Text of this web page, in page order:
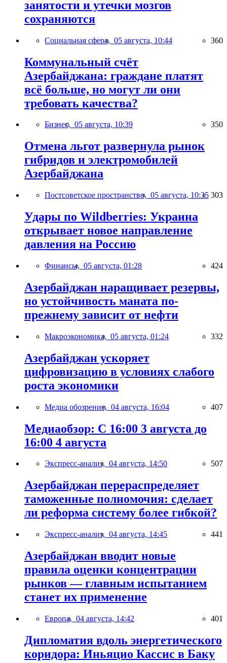
занятости и утечки мозгов
сохраняются
Социальная сфера, 05 августа, 10:44 360
Коммунальный счёт
Азербайджана: граждане платят
всё больше, но могут ли они
требовать качества?
Бизнес, 05 августа, 10:39 350
Отмена льгот развернула рынок
гибридов и электромобилей
Азербайджана
Постсоветское пространство, 05 августа, 10:35 303
Удары по Wildberries: Украина
открывает новое направление
давления на Россию
Финансы, 05 августа, 01:28 424
Азербайджан наращивает резервы,
но устойчивость маната по-
прежнему зависит от нефти
Макроэкономика, 05 августа, 01:24 332
Азербайджан ускоряет
цифровизацию в условиях слабого
роста экономики
Медиа обозрение, 04 августа, 16:04 407
Медиаобзор: С 16:00 3 августа до
16:00 4 августа
Экспресс-анализ, 04 августа, 14:50 507
Азербайджан перераспределяет
таможенные полномочия: сделает
ли реформа систему более гибкой?
Экспресс-анализ, 04 августа, 14:45 441
Азербайджан вводит новые
правила оценки концентрации
рынков — главным испытанием
станет их применение
Европа, 04 августа, 14:42 401
Дипломатия вдоль энергетического
коридора: Иньяцио Кассис в Баку